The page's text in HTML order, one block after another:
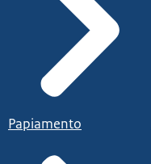
Papiamento